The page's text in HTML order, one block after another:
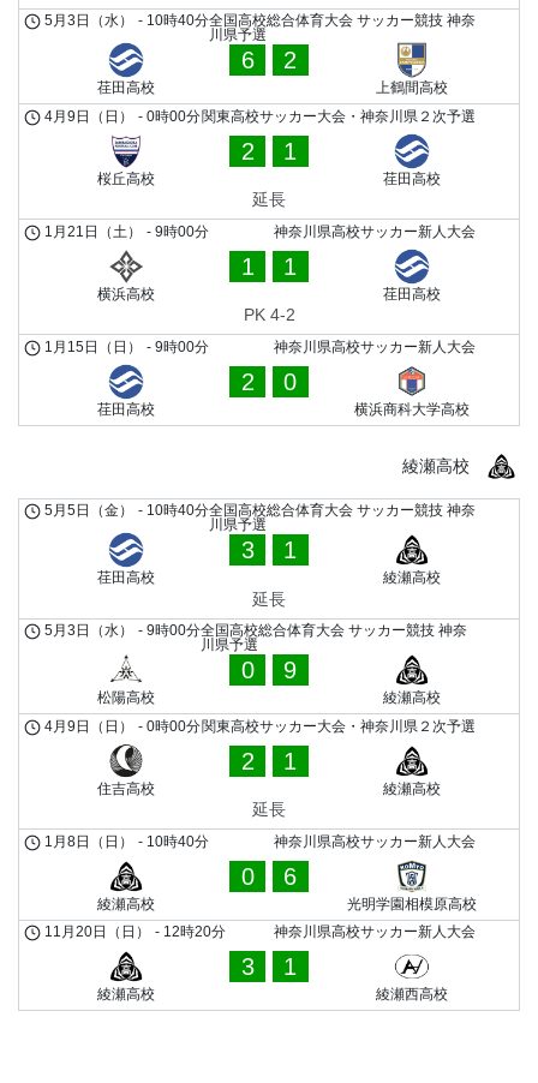
全国高校総合体育大会 サッカー競技 神奈
川県予選
5月3日（水） - 10時40分
荏田高校
6 2
上鶴間高校
関東高校サッカー大会・神奈川県２次予選
4月9日（日） - 0時00分
桜丘高校
2 1
荏田高校
延長
神奈川県高校サッカー新人大会
1月21日（土） - 9時00分
横浜高校
1 1
荏田高校
PK 4-2
神奈川県高校サッカー新人大会
1月15日（日） - 9時00分
荏田高校
2 0
横浜商科大学高校
綾瀬高校
全国高校総合体育大会 サッカー競技 神奈
川県予選
5月5日（金） - 10時40分
荏田高校
3 1
綾瀬高校
延長
全国高校総合体育大会 サッカー競技 神奈
川県予選
5月3日（水） - 9時00分
松陽高校
0 9
綾瀬高校
関東高校サッカー大会・神奈川県２次予選
4月9日（日） - 0時00分
住吉高校
2 1
綾瀬高校
延長
神奈川県高校サッカー新人大会
1月8日（日） - 10時40分
綾瀬高校
0 6
光明学園相模原高校
神奈川県高校サッカー新人大会
11月20日（日） - 12時20分
綾瀬高校
3 1
綾瀬西高校